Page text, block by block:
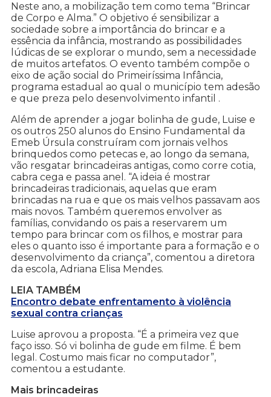
Neste ano, a mobilização tem como tema “Brincar
de Corpo e Alma.” O objetivo é sensibilizar a
sociedade sobre a importância do brincar e a
essência da infância, mostrando as possibilidades
lúdicas de se explorar o mundo, sem a necessidade
de muitos artefatos. O evento também compõe o
eixo de ação social do Primeiríssima Infância,
programa estadual ao qual o município tem adesão
e que preza pelo desenvolvimento infantil .
Além de aprender a jogar bolinha de gude, Luise e
os outros 250 alunos do Ensino Fundamental da
Emeb Úrsula construíram com jornais velhos
brinquedos como petecas e, ao longo da semana,
vão resgatar brincadeiras antigas, como corre cotia,
cabra cega e passa anel. “A ideia é mostrar
brincadeiras tradicionais, aquelas que eram
brincadas na rua e que os mais velhos passavam aos
mais novos. Também queremos envolver as
famílias, convidando os pais a reservarem um
tempo para brincar com os filhos, e mostrar para
eles o quanto isso é importante para a formação e o
desenvolvimento da criança”, comentou a diretora
da escola, Adriana Elisa Mendes.
LEIA TAMBÉM
Encontro debate enfrentamento à violência
sexual contra crianças
Luise aprovou a proposta. “É a primeira vez que
faço isso. Só vi bolinha de gude em filme. É bem
legal. Costumo mais ficar no computador”,
comentou a estudante.
Mais brincadeiras